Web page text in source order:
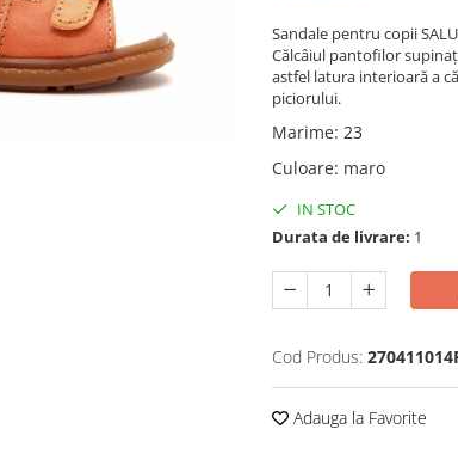
Sandale pentru copii
Călcâiul pantofilor
astfel latura interioară a
piciorului.
Marime: 23
Culoare: maro
IN STOC
Durata de livrare: 1
Cod Produs:
Adauga la Favorite